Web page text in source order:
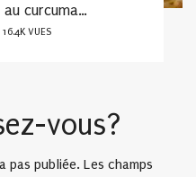
curcuma…
16.4K VUES
vous?
pas publiée. Les champs